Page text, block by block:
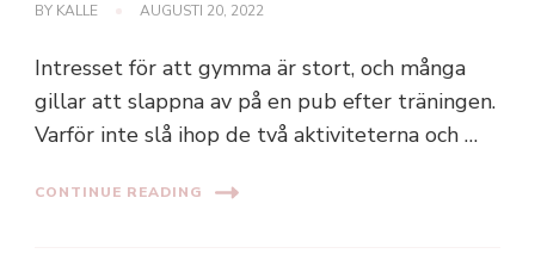
BY KALLE AUGUSTI 20, 2022
Intresset för att gymma är stort, och många
gillar att slappna av på en pub efter träningen.
Varför inte slå ihop de två aktiviteterna och …
CONTINUE READING